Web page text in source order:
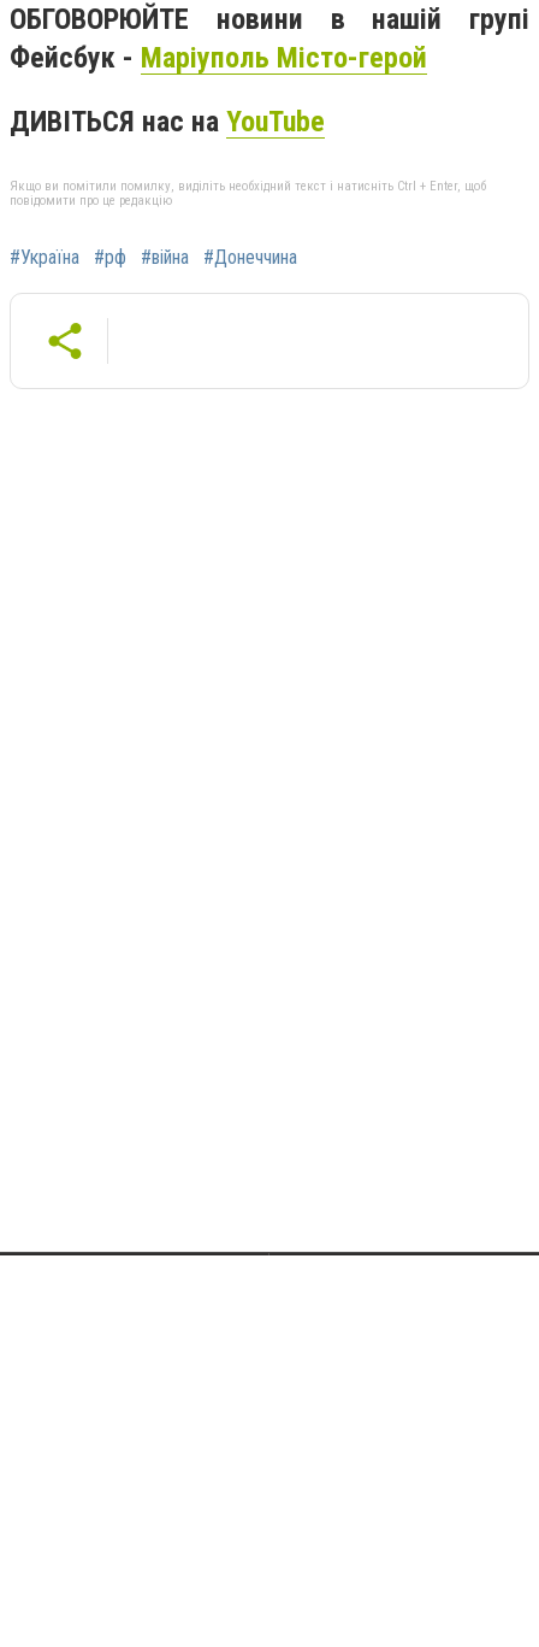
ОБГОВОРЮЙТЕ новини в нашій групі
Фейсбук - Маріуполь Місто-герой
ДИВІТЬСЯ нас на YouTube
Якщо ви помітили помилку, виділіть необхідний текст і натисніть Ctrl + Enter, щоб
повідомити про це редакцію
#Україна #рф #війна #Донеччина